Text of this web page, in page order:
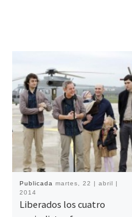
Publicada martes, 22 | abril |
2014
Liberados los cuatro